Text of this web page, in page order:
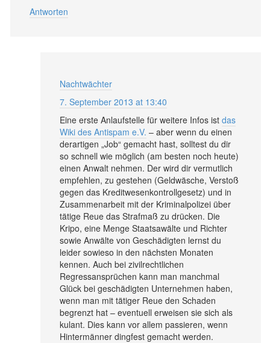
Antworten
Nachtwächter
7. September 2013 at 13:40
Eine erste Anlaufstelle für weitere Infos ist das
Wiki des Antispam e.V. – aber wenn du einen
derartigen „Job“ gemacht hast, solltest du dir
so schnell wie möglich (am besten noch heute)
einen Anwalt nehmen. Der wird dir vermutlich
empfehlen, zu gestehen (Geldwäsche, Verstoß
gegen das Kreditwesenkontrollgesetz) und in
Zusammenarbeit mit der Kriminalpolizei über
tätige Reue das Strafmaß zu drücken. Die
Kripo, eine Menge Staatsawälte und Richter
sowie Anwälte von Geschädigten lernst du
leider sowieso in den nächsten Monaten
kennen. Auch bei zivilrechtlichen
Regressansprüchen kann man manchmal
Glück bei geschädigten Unternehmen haben,
wenn man mit tätiger Reue den Schaden
begrenzt hat – eventuell erweisen sie sich als
kulant. Dies kann vor allem passieren, wenn
Hintermänner dingfest gemacht werden.